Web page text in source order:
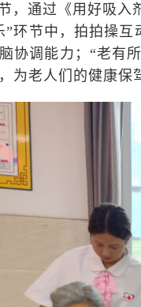
，通过《用好吸
”环节中，拍拍操
协调能力；“老有
为老人们的健康保